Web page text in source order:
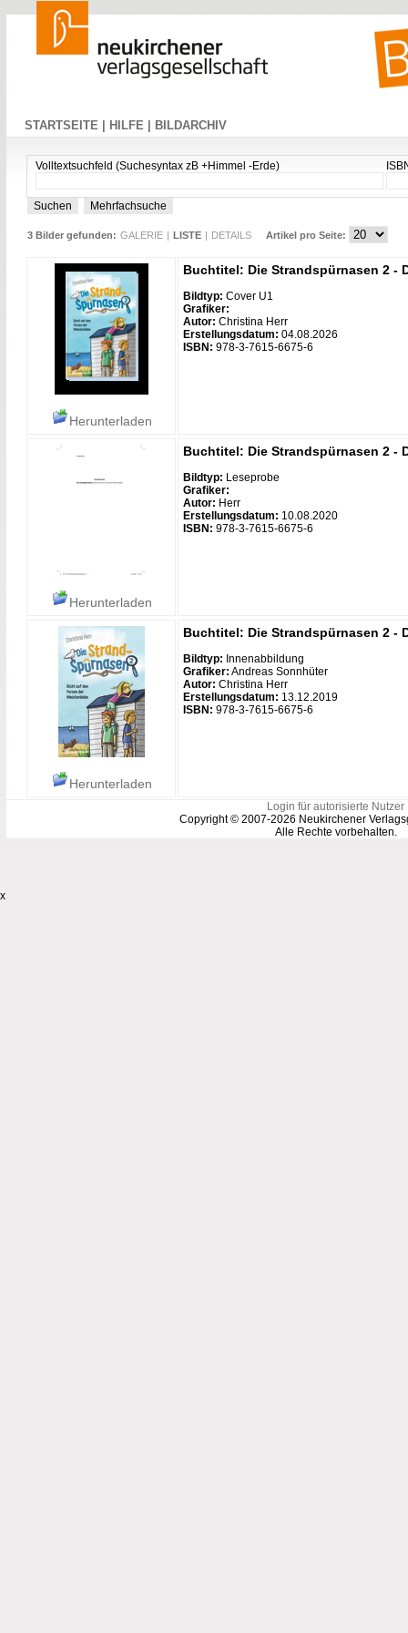
STARTSEITE | HILFE | BILDARCHIV
Volltextsuchfeld (Suchesyntax zB +Himmel -Erde)
3 Bilder gefunden: GALERIE | LISTE | DETAILS Artikel pro Seite:
Herunterladen
Buchtitel: Die Strandspürnasen 2 -
Bildtyp: Cover U1
Grafiker:
Autor: Christina Herr
Erstellungsdatum: 04.08.2026
ISBN: 978-3-7615-6675-6
Herunterladen
Buchtitel: Die Strandspürnasen 2 -
Bildtyp: Leseprobe
Grafiker:
Autor: Herr
Erstellungsdatum: 10.08.2020
ISBN: 978-3-7615-6675-6
Herunterladen
Buchtitel: Die Strandspürnasen 2 -
Bildtyp: Innenabbildung
Grafiker: Andreas Sonnhüter
Autor: Christina Herr
Erstellungsdatum: 13.12.2019
ISBN: 978-3-7615-6675-6
Login für autorisierte Nutzer
Copyright © 2007-2026 Neukirchener
Alle Rechte vorbehalten.
x